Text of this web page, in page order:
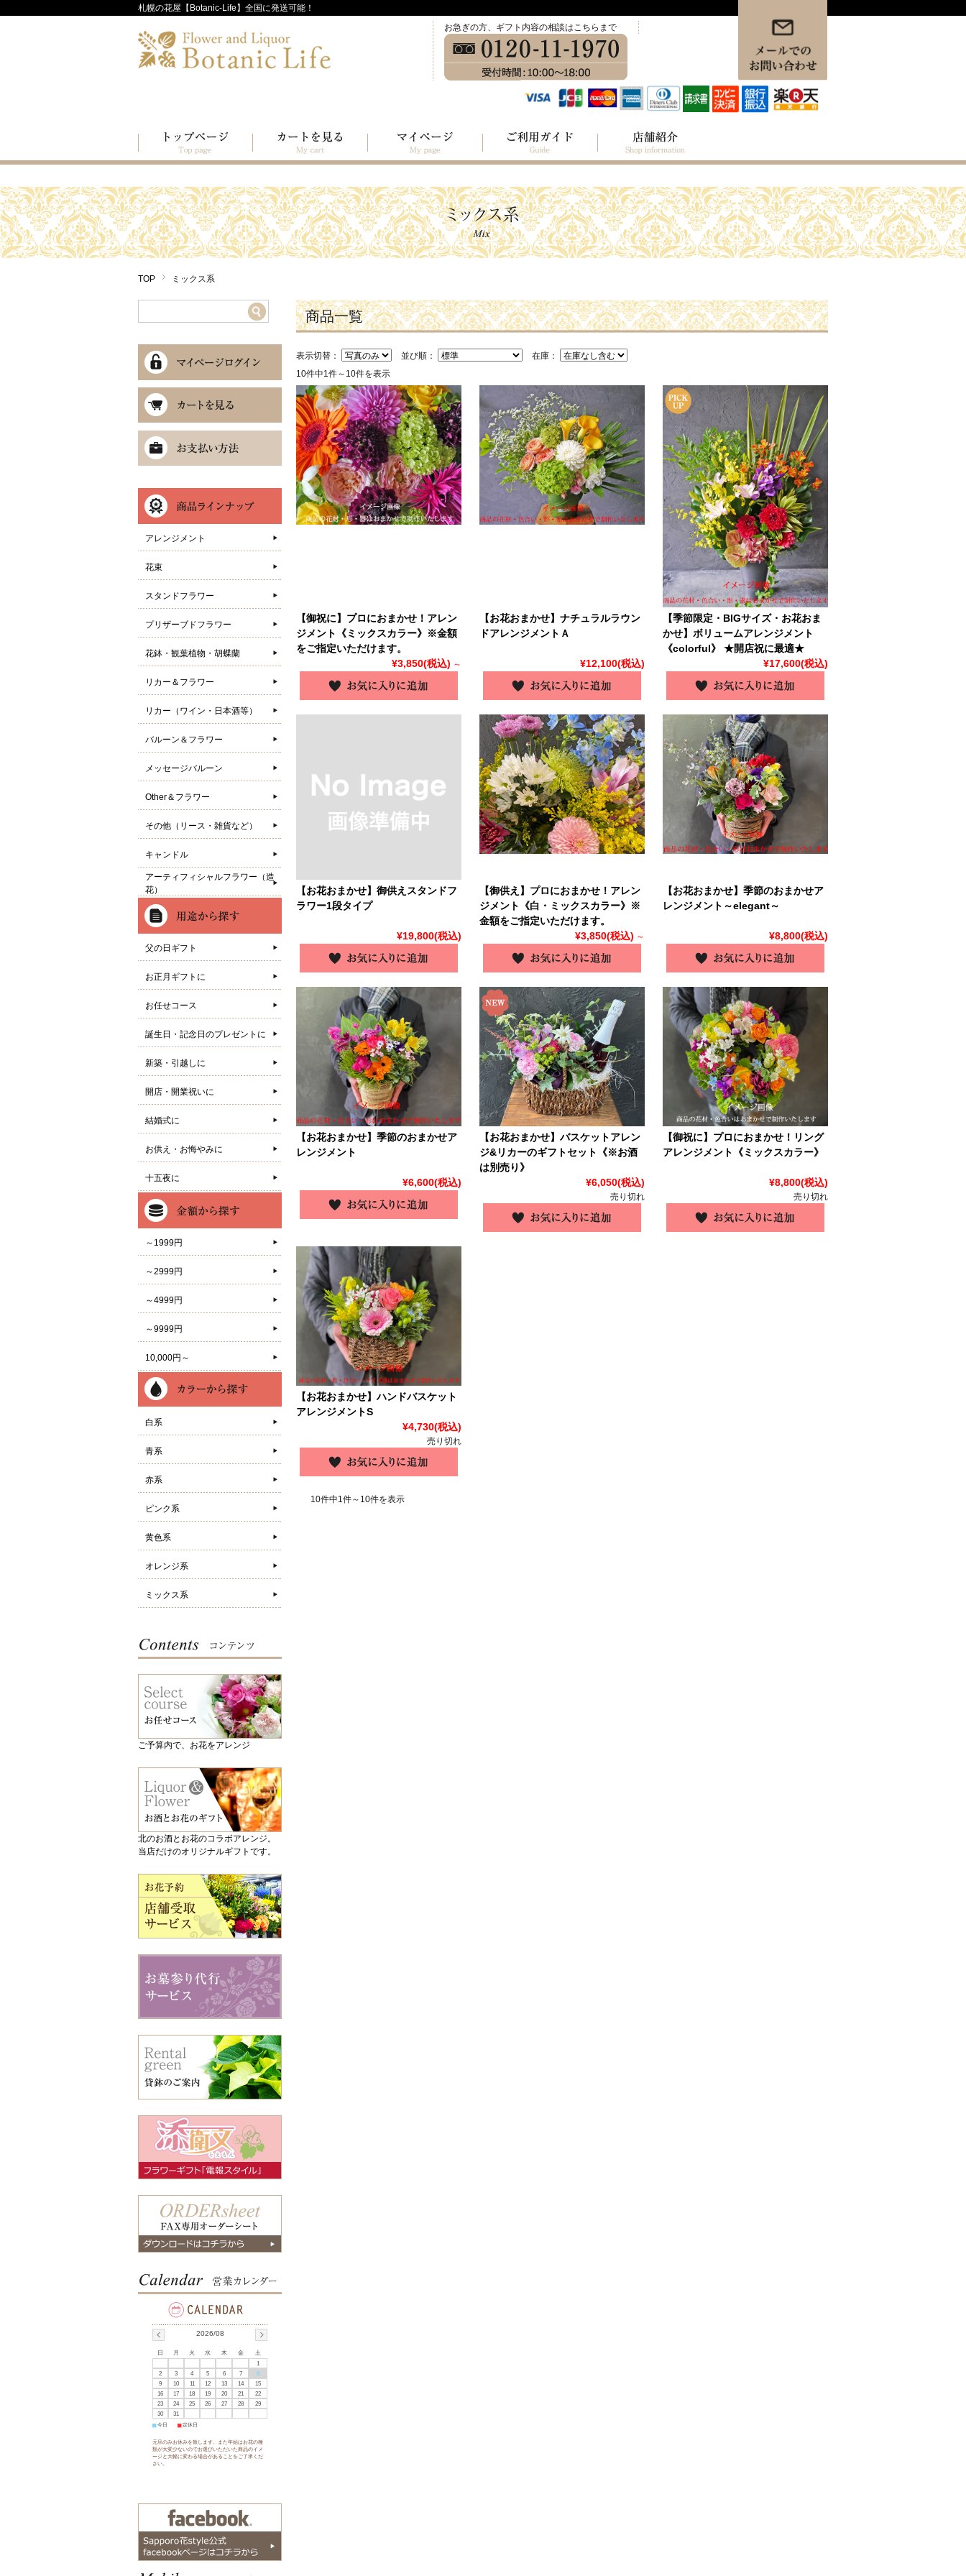
札幌の花屋【Botanic-Life】全国に発送可能！
お急ぎの方、ギフト内容の相談はこちらまで
TOP ミックス系
商品一覧
表示切替： 並び順：
在庫：
10件中1件～10件を表示
【御祝に】プロにおまかせ！アレン
ジメント《ミックスカラー》※金額
をご指定いただけます。
¥3,850(税込) ～
【お花おまかせ】ナチュラルラウン
ドアレンジメントＡ
¥12,100(税込)
【季節限定・BIGサイズ・お花おま
かせ】ボリュームアレンジメント
《colorful》 ★開店祝に最適★
¥17,600(税込)
【お花おまかせ】御供えスタンドフ
ラワー1段タイプ
¥19,800(税込)
【御供え】プロにおまかせ！アレン
ジメント《白・ミックスカラー》※
金額をご指定いただけます。
¥3,850(税込) ～
【お花おまかせ】季節のおまかせア
レンジメント～elegant～
¥8,800(税込)
【お花おまかせ】季節のおまかせア
レンジメント
¥6,600(税込)
【お花おまかせ】バスケットアレン
ジ&リカーのギフトセット《※お酒
は別売り》
¥6,050(税込)
売り切れ
【御祝に】プロにおまかせ！リング
アレンジメント《ミックスカラー》
¥8,800(税込)
売り切れ
【お花おまかせ】ハンドバスケット
アレンジメントS
¥4,730(税込)
売り切れ
10件中1件～10件を表示
アレンジメント
花束
スタンドフラワー
プリザーブドフラワー
花鉢・観葉植物・胡蝶蘭
リカー＆フラワー
リカー（ワイン・日本酒等）
バルーン＆フラワー
メッセージバルーン
Other＆フラワー
その他（リース・雑貨など）
キャンドル
アーティフィシャルフラワー（造
花）
父の日ギフト
お正月ギフトに
お任せコース
誕生日・記念日のプレゼントに
新築・引越しに
開店・開業祝いに
結婚式に
お供え・お悔やみに
十五夜に
～1999円
～2999円
～4999円
～9999円
10,000円～
白系
青系
赤系
ピンク系
黄色系
オレンジ系
ミックス系
ご予算内で、お花をアレンジ
北のお酒とお花のコラボアレンジ。
当店だけのオリジナルギフトです。
2026/08
日 月 火 水 木 金
土
1
2
3 4 5 6 7
8
9
10 11 12 13 14
15
16
17 18 19 20 21
22
23
24 25 26 27 28
29
30
31
■ 今日 ■ 定休日
元旦のみお休みを致します。また年始はお花の種
類が大変少ないのでお選びいただいた商品のイメ
ージと大幅に変わる場合があることをご了承くだ
さい。